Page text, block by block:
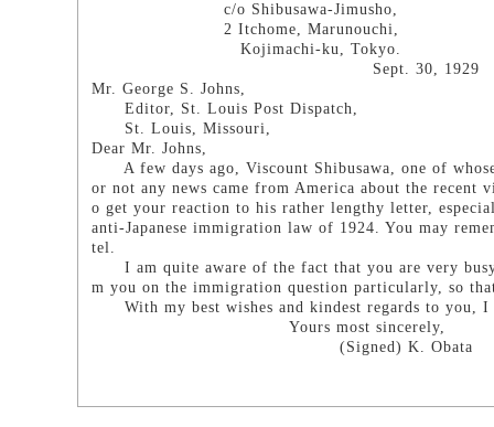
c/o Shibusawa-Jimusho,
2 Itchome, Marunouchi,
Kojimachi-ku, Tokyo.
Sept. 30, 1929
Mr. George S. Johns,
Editor, St. Louis Post Dispatch,
St. Louis, Missouri,
Dear Mr. Johns,
A few days ago, Viscount Shibusawa, one of
or not any news came from America about the recent
o get your reaction to his rather lengthy letter,
anti-Japanese immigration law of 1924. You may
tel.
I am quite aware of the fact that you are very
m you on the immigration question particularly, so
With my best wishes and kindest regards to you, I
Yours most sincerely,
(Signed) K. Obata